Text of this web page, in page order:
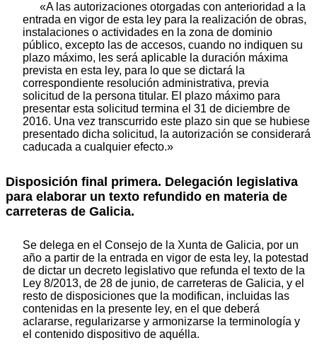
«A las autorizaciones otorgadas con anterioridad a la
entrada en vigor de esta ley para la realización de obras,
instalaciones o actividades en la zona de dominio
público, excepto las de accesos, cuando no indiquen su
plazo máximo, les será aplicable la duración máxima
prevista en esta ley, para lo que se dictará la
correspondiente resolución administrativa, previa
solicitud de la persona titular. El plazo máximo para
presentar esta solicitud termina el 31 de diciembre de
2016. Una vez transcurrido este plazo sin que se hubiese
presentado dicha solicitud, la autorización se considerará
caducada a cualquier efecto.»
Disposición final primera. Delegación legislativa
para elaborar un texto refundido en materia de
carreteras de Galicia.
Se delega en el Consejo de la Xunta de Galicia, por un
año a partir de la entrada en vigor de esta ley, la potestad
de dictar un decreto legislativo que refunda el texto de la
Ley 8/2013, de 28 de junio, de carreteras de Galicia, y el
resto de disposiciones que la modifican, incluidas las
contenidas en la presente ley, en el que deberá
aclararse, regularizarse y armonizarse la terminología y
el contenido dispositivo de aquélla.